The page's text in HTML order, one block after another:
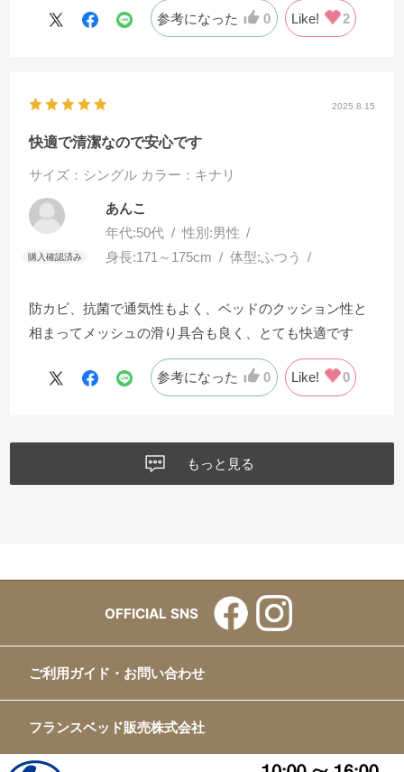
参考になった 0 Like! 2
2025.8.15
快適で清潔なので安心です
サイズ：シングル カラー：キナリ
あんこ
年代:50代 性別:男性
身長:171～175cm 体型:ふつう
防カビ、抗菌で通気性もよく、ベッドのクッション性と
相まってメッシュの滑り具合も良く、とても快適です
参考になった 0 Like! 0
もっと見る
OFFICIAL SNS
ご利用ガイド・お問い合わせ
フランスベッド販売株式会社